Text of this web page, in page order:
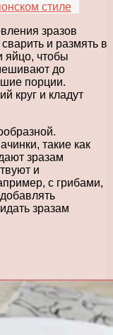
стиле
зразов
и размять в
яйцо, чтобы
до
порции.
круг и кладут
такие как
зразам
и
с грибами,
зразам